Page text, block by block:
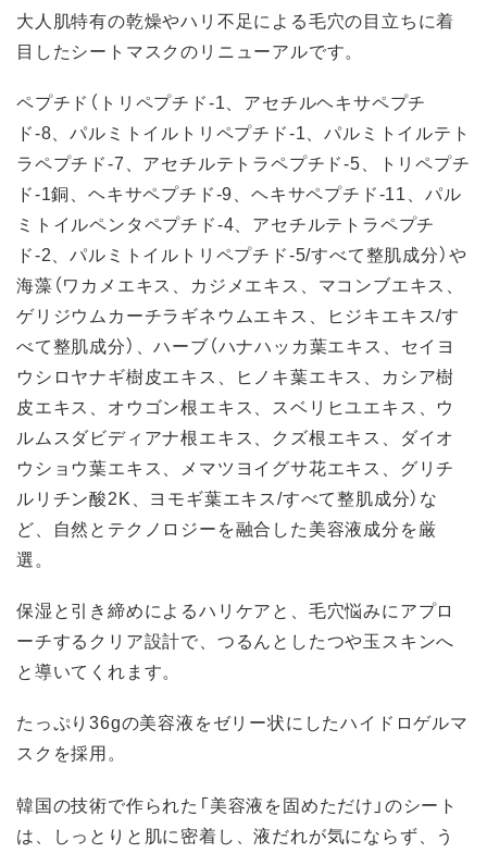
大人肌特有の乾燥やハリ不足による毛穴の目立ちに着
目したシートマスクのリニューアルです。
ペプチド（トリペプチド-1、アセチルヘキサペプチ
ド-8、パルミトイルトリペプチド-1、パルミトイルテト
ラペプチド-7、アセチルテトラペプチド-5、トリペプチ
ド-1銅、ヘキサペプチド-9、ヘキサペプチド-11、パル
ミトイルペンタペプチド-4、アセチルテトラペプチ
ド-2、パルミトイルトリペプチド-5/すべて整肌成分）や
海藻（ワカメエキス、カジメエキス、マコンブエキス、
ゲリジウムカーチラギネウムエキス、ヒジキエキス/す
べて整肌成分）、ハーブ（ハナハッカ葉エキス、セイヨ
ウシロヤナギ樹皮エキス、ヒノキ葉エキス、カシア樹
皮エキス、オウゴン根エキス、スベリヒユエキス、ウ
ルムスダビディアナ根エキス、クズ根エキス、ダイオ
ウショウ葉エキス、メマツヨイグサ花エキス、グリチ
ルリチン酸2K、ヨモギ葉エキス/すべて整肌成分）な
ど、自然とテクノロジーを融合した美容液成分を厳
選。
保湿と引き締めによるハリケアと、毛穴悩みにアプロ
ーチするクリア設計で、つるんとしたつや玉スキンへ
と導いてくれます。
たっぷり36gの美容液をゼリー状にしたハイドロゲルマ
スクを採用。
韓国の技術で作られた「美容液を固めただけ」のシート
は、しっとりと肌に密着し、液だれが気にならず、う